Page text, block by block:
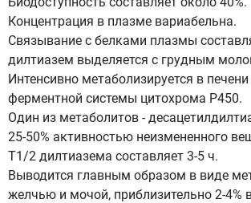
Концентрация в плазме вариабельна.
Связывание с белками плазмы
дилтиазем выделяется с грудным
Интенсивно метаболизируется в
ферментной системы цитохрома P450.
Один из метаболитов -
25-50% активностью неизмененного
T1/2 дилтиазема составляет 3-5 ч.
Выводится главным образом в виде
желчью и мочой, приблизительно 2-4%